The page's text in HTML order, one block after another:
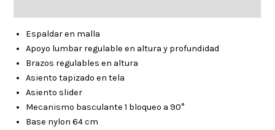
Espaldar en malla
Apoyo lumbar regulable en altura y profundidad
Brazos regulables en altura
Asiento tapizado en tela
Asiento slider
Mecanismo basculante 1 bloqueo a 90°
Base nylon 64 cm